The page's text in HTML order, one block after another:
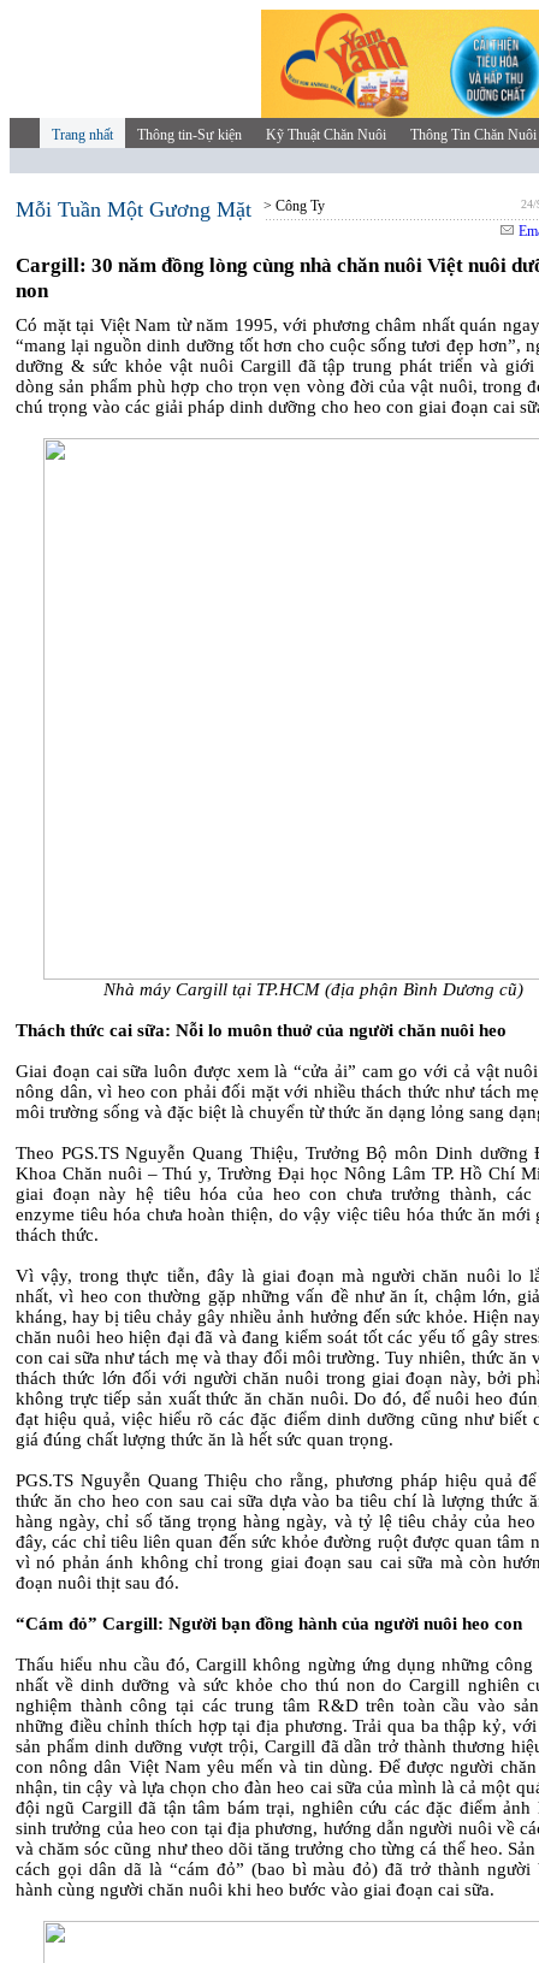
Trang nhất Thông tin-Sự kiện Kỹ Thuật Chăn Nuôi Thông Tin Chăn Nuôi
Mỗi Tuần Một Gương Mặt > Công Ty 24/
Cargill: 30 năm đồng lòng cùng nhà chăn nuôi Việt nuôi
non
Có mặt tại Việt Nam từ năm 1995, với phương châm nhất quán
“mang lại nguồn dinh dưỡng tốt hơn cho cuộc sống tươi đẹp hơn”,
dưỡng & sức khỏe vật nuôi Cargill đã tập trung phát triển và giới
dòng sản phẩm phù hợp cho trọn vẹn vòng đời của vật nuôi, trong
chú trọng vào các giải pháp dinh dưỡng cho heo con giai đoạn cai
Nhà máy Cargill tại TP.HCM (địa phận Bình Dương cũ)
Thách thức cai sữa: Nỗi lo muôn thuở của người chăn nuôi heo
Giai đoạn cai sữa luôn được xem là “cửa ải” cam go với cả vật
nông dân, vì heo con phải đối mặt với nhiều thách thức như tách
môi trường sống và đặc biệt là chuyển từ thức ăn dạng lỏng sang
Theo PGS.TS Nguyễn Quang Thiệu, Trưởng Bộ môn Dinh dưỡng
Khoa Chăn nuôi – Thú y, Trường Đại học Nông Lâm TP. Hồ Chí
giai đoạn này hệ tiêu hóa của heo con chưa trưởng thành, các
enzyme tiêu hóa chưa hoàn thiện, do vậy việc tiêu hóa thức ăn mới
thách thức.
Vì vậy, trong thực tiễn, đây là giai đoạn mà người chăn nuôi lo
nhất, vì heo con thường gặp những vấn đề như ăn ít, chậm lớn,
kháng, hay bị tiêu chảy gây nhiều ảnh hưởng đến sức khỏe. Hiện
chăn nuôi heo hiện đại đã và đang kiểm soát tốt các yếu tố gây
con cai sữa như tách mẹ và thay đổi môi trường. Tuy nhiên, thức ăn
thách thức lớn đối với người chăn nuôi trong giai đoạn này, bởi
không trực tiếp sản xuất thức ăn chăn nuôi. Do đó, để nuôi heo
đạt hiệu quả, việc hiểu rõ các đặc điểm dinh dưỡng cũng như biết
giá đúng chất lượng thức ăn là hết sức quan trọng.
PGS.TS Nguyễn Quang Thiệu cho rằng, phương pháp hiệu quả
thức ăn cho heo con sau cai sữa dựa vào ba tiêu chí là lượng thức
hàng ngày, chỉ số tăng trọng hàng ngày, và tỷ lệ tiêu chảy của
đây, các chỉ tiêu liên quan đến sức khỏe đường ruột được quan tâm
vì nó phản ánh không chỉ trong giai đoạn sau cai sữa mà còn
đoạn nuôi thịt sau đó.
“Cám đỏ” Cargill: Người bạn đồng hành của người nuôi heo con
Thấu hiểu nhu cầu đó, Cargill không ngừng ứng dụng những công
nhất về dinh dưỡng và sức khỏe cho thú non do Cargill nghiên
nghiệm thành công tại các trung tâm R&D trên toàn cầu vào
những điều chỉnh thích hợp tại địa phương. Trải qua ba thập kỷ,
sản phẩm dinh dưỡng vượt trội, Cargill đã dần trở thành thương
con nông dân Việt Nam yêu mến và tin dùng. Để được người
nhận, tin cậy và lựa chọn cho đàn heo cai sữa của mình là cả một
đội ngũ Cargill đã tận tâm bám trại, nghiên cứu các đặc điểm ảnh
sinh trưởng của heo con tại địa phương, hướng dẫn người nuôi về
và chăm sóc cũng như theo dõi tăng trưởng cho từng cá thể heo.
cách gọi dân dã là “cám đỏ” (bao bì màu đỏ) đã trở thành người
hành cùng người chăn nuôi khi heo bước vào giai đoạn cai sữa.